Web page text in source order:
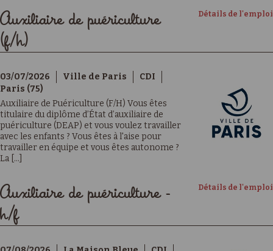
Détails de l'emploi
Auxiliaire de puériculture
(f/h)
03/07/2026 Ville de Paris
CDI
Paris (75)
Auxiliaire de Puériculture (F/H) Vous êtes
titulaire du diplôme d’État d’auxiliaire de
puériculture (DEAP) et vous voulez travailler
avec les enfants ? Vous êtes à l'aise pour
travailler en équipe et vous êtes autonome ?
La [...]
Détails de l'emploi
Auxiliaire de puériculture -
h/f